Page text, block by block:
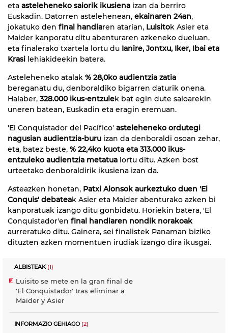
eta asteleheneko saiorik ikusiena izan da berriro
Euskadin. Datorren astelehenean, ekainaren 24an,
jokatuko den final handiaren atarian, Luisitok Asier eta
Maider kanporatu ditu abenturaren azkeneko dueluan,
eta finalerako txartela lortu du Ianire, Jontxu, Iker, Ibai eta
Krasi lehiakideekin batera.
Asteleheneko atalak % 28,0ko audientzia zatia
bereganatu du, denboraldiko bigarren daturik onena.
Halaber, 328.000 ikus-entzulek bat egin dute saioarekin
uneren batean, Euskadin eta eragin eremuan.
'El Conquistador del Pacífico' asteleheneko ordutegi
nagusian audientzia-buru izan da denboraldi osoan zehar,
eta, batez beste, % 22,4ko kuota eta 313.000 ikus-
entzuleko audientzia metatua lortu ditu. Azken bost
urteetako denboraldirik ikusiena izan da.
Asteazken honetan, Patxi Alonsok aurkeztuko duen 'El
Conquis' debateak Asier eta Maider abenturako azken bi
kanporatuak izango ditu gonbidatu. Horiekin batera, 'El
Conquistador'en final handiaren nondik norakoak
aurreratuko ditu. Gainera, sei finalistek Panaman biziko
dituzten azken momentuen irudiak izango dira ikusgai.
ALBISTEAK(1)
Luisito se mete en la gran final de
'El Conquistador' tras eliminar a
Maider y Asier
INFORMAZIO GEHIAGO(2)